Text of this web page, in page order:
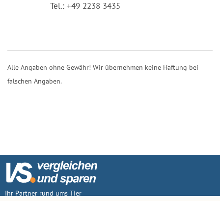
Tel.: +49 2238 3435
Alle Angaben ohne Gewähr! Wir übernehmen keine Haftung bei
falschen Angaben.
Ihr Partner rund ums Tier